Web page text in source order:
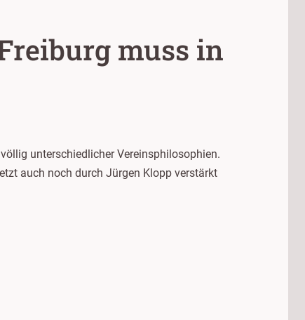
muss in
unterschiedlicher Vereinsphilosophien.
auch noch durch Jürgen Klopp verstärkt